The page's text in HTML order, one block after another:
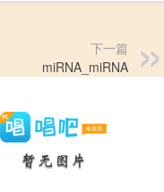
下一篇
miRNA_miRNA